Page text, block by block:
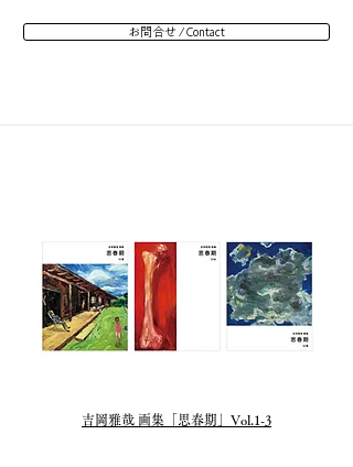
お問合せ / Contact
​吉岡雅哉 画集「思春期」Vol.1-3